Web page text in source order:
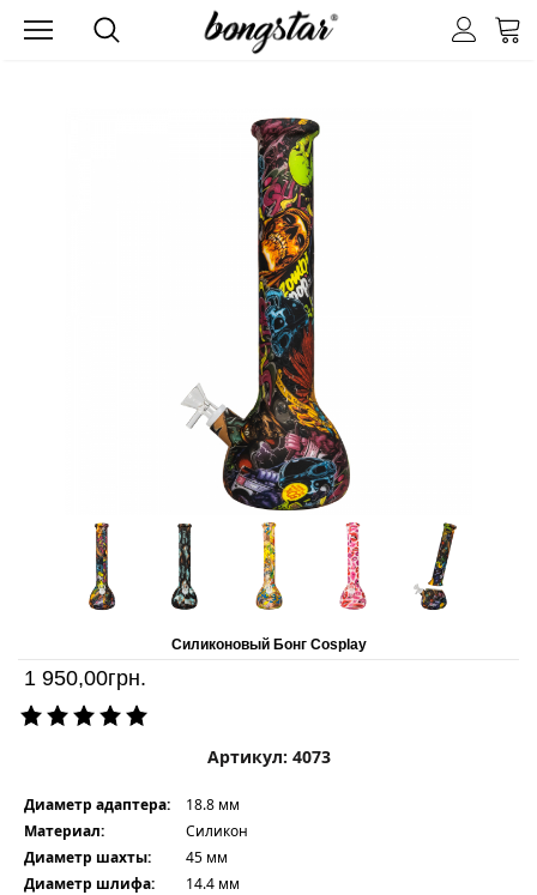
Силиконовый Бонг Cosplay
1 950,00грн.
Артикул: 4073
Диаметр адаптера:
18.8 мм
Материал:
Силикон
Диаметр шахты:
45 мм
Диаметр шлифа:
14.4 мм